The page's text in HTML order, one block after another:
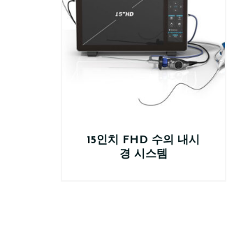
15인치 FHD 수의 내시
경 시스템